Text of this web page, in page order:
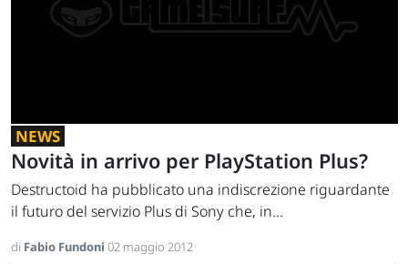
NEWS
Novità in arrivo per PlayStation Plus?
Destructoid ha pubblicato una indiscrezione riguardante
il futuro del servizio Plus di Sony che, in...
di Fabio Fundoni 02 maggio 2012